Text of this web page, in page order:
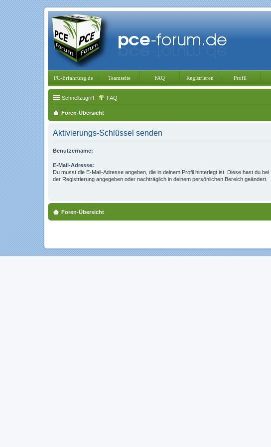
PC-Erfahrung.de Teamseite FAQ Registrieren Profil
Schnellzugriff FAQ
Foren-Übersicht
Aktivierungs-Schlüssel senden
Benutzername:
E-Mail-Adresse:
Du musst die E-Mail-Adresse angeben, die in deinem Profil hinterlegt ist. Diese hast du bei
der Registrierung angegeben oder nachträglich in deinem persönlichen Bereich geändert.
Foren-Übersicht